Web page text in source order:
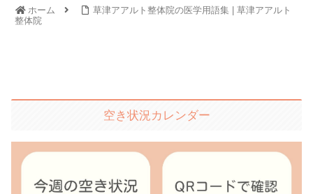
ホーム
草津アアルト整体院の医学用語集 | 草津アアルト
整体院
空き状況カレンダー